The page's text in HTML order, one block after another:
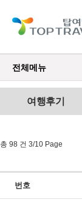
전체메뉴
여행후기
총 98 건 3/10 Page
번호